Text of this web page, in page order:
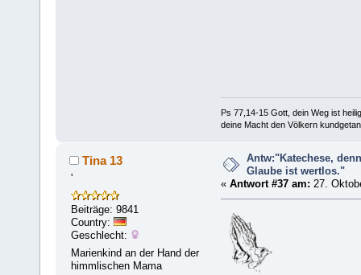
Ps 77,14-15 Gott, dein Weg ist
deine Macht den Völkern
Tina 13
'
Beiträge: 9841
Country:
Geschlecht:
Marienkind an der Hand der
himmlischen Mama
Antw:"Katechese,
Glaube ist wertlos."
« Antwort #37 am: 27.